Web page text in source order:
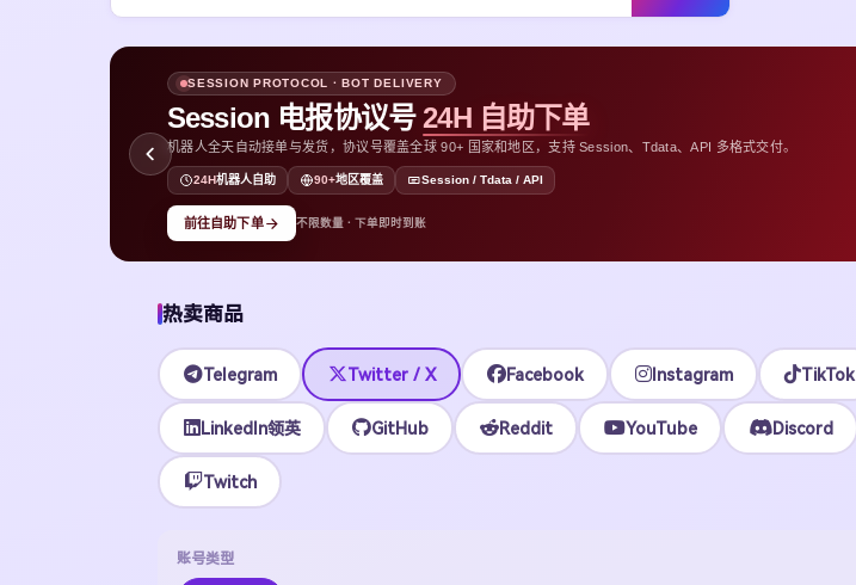
SESSION PROTOCOL · BOT DELIVERY
Session 电报协议号24H 自助下单
机器人全天自动接单与发货，协议号覆盖全球 90+ 国家和地区，支持 Session、Tdata、API 多格式交付。
24H机器人自助 90+地区覆盖 Session / Tdata / API
前往自助下单 不限数量 · 下单即时到账
热卖商品
Telegram Twitter / X Facebook Instagram TikTok
LinkedIn领英 GitHub Reddit YouTube Discord
Twitch
账号类型